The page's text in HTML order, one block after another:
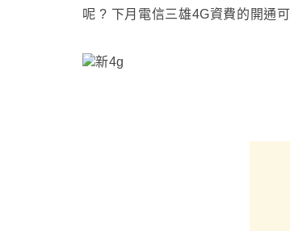
呢 ? 下月電信三雄4G資費的開通